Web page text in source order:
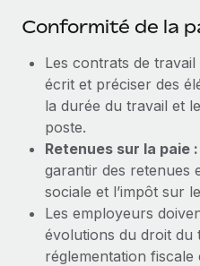
Conformité de la
Les contrats de
écrit et préciser des
la durée du travail et
poste.
Retenues sur la paie :
garantir des retenues
sociale et l’impôt sur
Les employeurs
évolutions du droit du
réglementation fiscale